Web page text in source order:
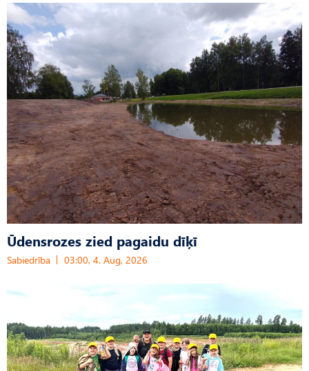
Ūdensrozes zied pagaidu dīķī
Sabiedrība 03:00, 4. Aug, 2026